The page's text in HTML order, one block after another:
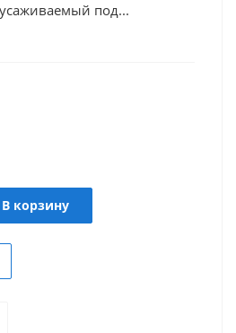
под...
В корзину